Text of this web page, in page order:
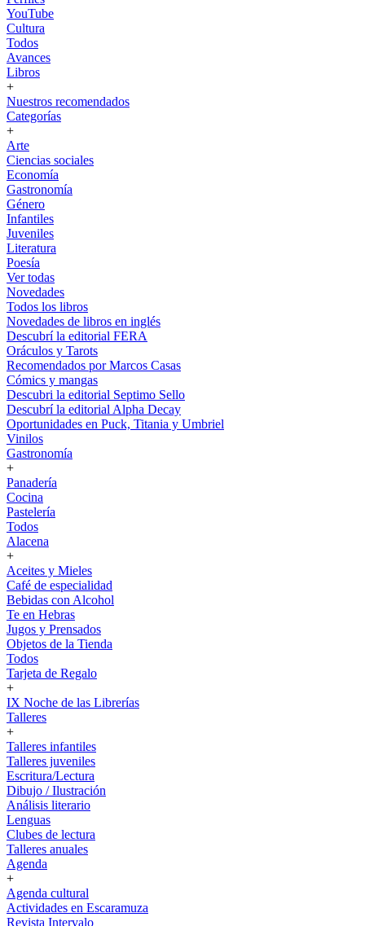
YouTube
Cultura
Todos
Avances
Libros
+
Nuestros recomendados
Categorías
+
Arte
Ciencias sociales
Economía
Gastronomía
Género
Infantiles
Juveniles
Literatura
Poesía
Ver todas
Novedades
Todos los libros
Novedades de libros en inglés
Descubrí la editorial FERA
Oráculos y Tarots
Recomendados por Marcos Casas
Cómics y mangas
Descubri la editorial Septimo Sello
Descubrí la editorial Alpha Decay
Oportunidades en Puck, Titania y Umbriel
Vinilos
Gastronomía
+
Panadería
Cocina
Pastelería
Todos
Alacena
+
Aceites y Mieles
Café de especialidad
Bebidas con Alcohol
Te en Hebras
Jugos y Prensados
Objetos de la Tienda
Todos
Tarjeta de Regalo
+
IX Noche de las Librerías
Talleres
+
Talleres infantiles
Talleres juveniles
Escritura/Lectura
Dibujo / Ilustración
Análisis literario
Lenguas
Clubes de lectura
Talleres anuales
Agenda
+
Agenda cultural
Actividades en Escaramuza
Revista Intervalo